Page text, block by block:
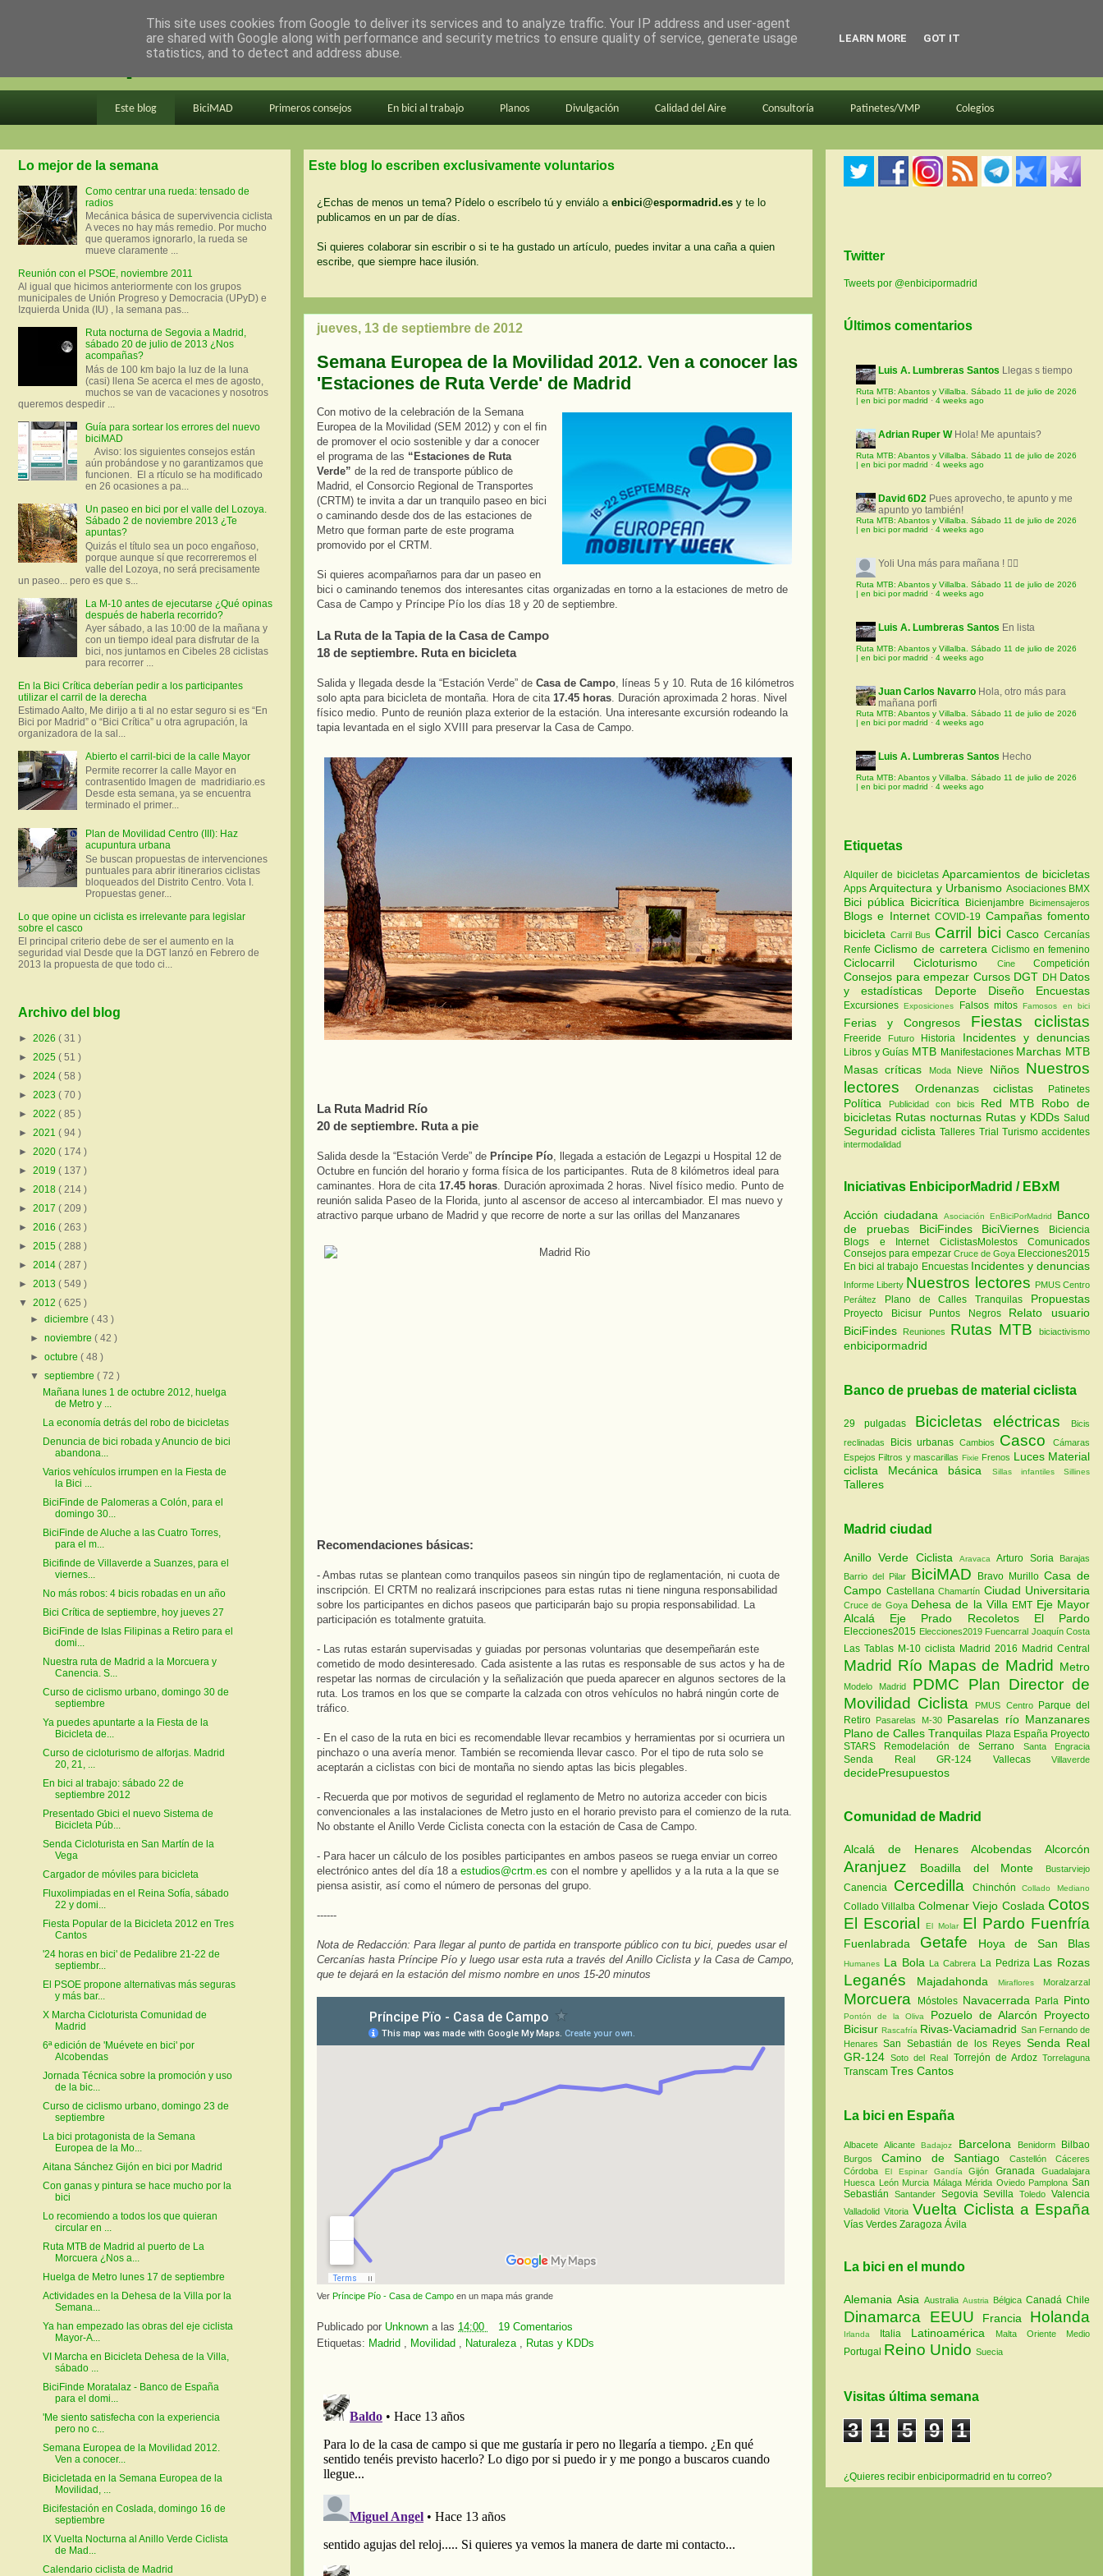
en bici por madrid
Este blog BiciMAD Primeros consejos En bici al trabajo Planos Divulgación Calidad del Aire Consultoría Patinetes/VMP Colegios
Este blog lo escriben exclusivamente voluntarios
¿Echas de menos un tema? Pídelo o escríbelo tú y enviálo a enbici@espormadrid.es y te lo
publicamos en un par de días.
Si quieres colaborar sin escribir o si te ha gustado un artículo, puedes invitar a una caña a quien
escribe, que siempre hace ilusión.
jueves, 13 de septiembre de 2012
Semana Europea de la Movilidad 2012. Ven a conocer las
'Estaciones de Ruta Verde' de Madrid
Con motivo de la celebración de la Semana
Europea de la Movilidad (SEM 2012) y con el fin
de promover el ocio sostenible y dar a conocer
el programa de las “Estaciones de Ruta
Verde” de la red de transporte público de
Madrid, el Consorcio Regional de Transportes
(CRTM) te invita a dar un tranquilo paseo en bici
o caminando desde dos de las estaciones de
Metro que forman parte de este programa
promovido por el CRTM.
Si quieres acompañarnos para dar un paseo en
bici o caminando tenemos dos interesantes citas organizadas en torno a la estaciones de metro de
Casa de Campo y Príncipe Pío los días 18 y 20 de septiembre.
La Ruta de la Tapia de la Casa de Campo
18 de septiembre. Ruta en bicicleta
Salida y llegada desde la “Estación Verde” de Casa de Campo , líneas 5 y 10. Ruta de 16 kilómetros
solo apta para bicicleta de montaña. Hora de cita 17.45 horas . Duración aproximada 2 horas. Nivel
físico medio. Punto de reunión plaza exterior de la estación. Una interesante excursión rodeando la
tapia levantada en el siglo XVIII para preservar la Casa de Campo.
La Ruta Madrid Río
20 de septiembre. Ruta a pie
Salida desde la “Estación Verde” de Príncipe Pío , llegada a estación de Legazpi u Hospital 12 de
Octubre en función del horario y forma física de los participantes. Ruta de 8 kilómetros ideal para
caminantes. Hora de cita 17.45 horas . Duración aproximada 2 horas. Nivel físico medio. Punto de
reunión salida Paseo de la Florida, junto al ascensor de acceso al intercambiador. El mas nuevo y
atractivo parque urbano de Madrid y que recorre de norte a sur las orillas del Manzanares
Recomendaciones básicas:
- Ambas rutas se plantean como tranquilos paseos sin ningún tipo de reglamentación, ni cuota de
inscripción. El CRTM no realizará inscripciones para estas rutas ni tiene ninguna responsabilidad
sobre los participantes en dichos paseos que participarán bajo su propia responsabilidad. La
participación es totalmente gratuita.
- Las rutas estarán supervisadas y guiadas por personas voluntarias que desempeñarán este
cometido de modo desinteresado. Cada asistente a las rutas es responsable de sus actos y ha de
respetar las normas de circulación y la señalización que pueda aparecer en algunos sectores de la
ruta. Los tramos en los que se comparte la calzada con otros vehículos no habrá ningún corte de
tráfico.
- En el caso de la ruta en bici es recomendable llevar recambios y herramientas por si ocurriera un
pinchazo o una avería menor. También se recomienda llevar casco. Por el tipo de ruta solo se
aceptarán a ciclistas con bici de montaña no siendo aptas las bicis plegables.
- Recuerda que por motivos de seguridad el reglamento de Metro no autoriza acceder con bicis
convencionales a las instalaciones de Metro justo en el horario previsto para el comienzo de la ruta.
No obstante el Anillo Verde Ciclista conecta con la estación de Casa de Campo.
- Para hacer un cálculo de los posibles participantes en ambos paseos se ruega enviar un correo
electrónico antes del día 18 a estudios@crtm.es con el nombre y apellidos y a la ruta a la que se
piensa asistir, así como el número de personas del grupo.
------
Nota de Redacción: Para llegar al punto de partida en transporte público con tu bici, puedes usar el
Cercanías hasta Príncipe Pío y luego usar esta ruta a través del Anillo Ciclista y la Casa de Campo,
que te dejará en la estación del mismo nombre en unos 15-20 minutos
Ver Príncipe Pío - Casa de Campo en un mapa más grande
Publicado por Unknown a las 14:00
19 Comentarios
Etiquetas: Madrid , Movilidad , Naturaleza , Rutas y KDDs
Lo mejor de la semana
Como centrar una rueda: tensado de
radios
Mecánica básica de supervivencia ciclista
A veces no hay más remedio. Por mucho
que queramos ignorarlo, la rueda se
mueve claramente ...
Reunión con el PSOE, noviembre 2011
Al igual que hicimos anteriormente con los grupos
municipales de Unión Progreso y Democracia (UPyD) e
Izquierda Unida (IU) , la semana pas...
Ruta nocturna de Segovia a Madrid,
sábado 20 de julio de 2013 ¿Nos
acompañas?
Más de 100 km bajo la luz de la luna
(casi) llena Se acerca el mes de agosto,
muchos se van de vacaciones y nosotros
queremos despedir ...
Guía para sortear los errores del nuevo
biciMAD
Aviso: los siguientes consejos están
aún probándose y no garantizamos que
funcionen. El a rtículo se ha modificado
en 26 ocasiones a pa...
Un paseo en bici por el valle del Lozoya.
Sábado 2 de noviembre 2013 ¿Te
apuntas?
Quizás el título sea un poco engañoso,
porque aunque sí que recorreremos el
valle del Lozoya, no será precisamente
un paseo... pero es que s...
La M-10 antes de ejecutarse ¿Qué opinas
después de haberla recorrido?
Ayer sábado, a las 10:00 de la mañana y
con un tiempo ideal para disfrutar de la
bici, nos juntamos en Cibeles 28 ciclistas
para recorrer ...
En la Bici Crítica deberían pedir a los participantes
utilizar el carril de la derecha
Estimado Aalto, Me dirijo a ti al no estar seguro si es “En
Bici por Madrid” o “Bici Crítica” u otra agrupación, la
organizadora de la sal...
Abierto el carril-bici de la calle Mayor
Permite recorrer la calle Mayor en
contrasentido Imagen de madridiario.es
Desde esta semana, ya se encuentra
terminado el primer...
Plan de Movilidad Centro (III): Haz
acupuntura urbana
Se buscan propuestas de intervenciones
puntuales para abrir itinerarios ciclistas
bloqueados del Distrito Centro. Vota I.
Propuestas gener...
Lo que opine un ciclista es irrelevante para legislar
sobre el casco
El principal criterio debe de ser el aumento en la
seguridad vial Desde que la DGT lanzó en Febrero de
2013 la propuesta de que todo ci...
Archivo del blog
► 2026 ( 31 )
► 2025 ( 51 )
► 2024 ( 58 )
► 2023 ( 70 )
► 2022 ( 85 )
► 2021 ( 94 )
► 2020 ( 174 )
► 2019 ( 137 )
► 2018 ( 214 )
► 2017 ( 209 )
► 2016 ( 263 )
► 2015 ( 288 )
► 2014 ( 287 )
► 2013 ( 549 )
▼ 2012 ( 625 )
►diciembre( 43 )
►noviembre( 42 )
►octubre( 48 )
▼septiembre( 72 )
Mañana lunes 1 de octubre 2012, huelga
de Metro y ...
La economía detrás del robo de bicicletas
Denuncia de bici robada y Anuncio de bici
abandona...
Varios vehículos irrumpen en la Fiesta de
la Bici ...
BiciFinde de Palomeras a Colón, para el
domingo 30...
BiciFinde de Aluche a las Cuatro Torres,
para el m...
Bicifinde de Villaverde a Suanzes, para el
viernes...
No más robos: 4 bicis robadas en un año
Bici Crítica de septiembre, hoy jueves 27
BiciFinde de Islas Filipinas a Retiro para el
domi...
Nuestra ruta de Madrid a la Morcuera y
Canencia. S...
Curso de ciclismo urbano, domingo 30 de
septiembre
Ya puedes apuntarte a la Fiesta de la
Bicicleta de...
Curso de cicloturismo de alforjas. Madrid
20, 21, ...
En bici al trabajo: sábado 22 de
septiembre 2012
Presentado Gbici el nuevo Sistema de
Bicicleta Púb...
Senda Cicloturista en San Martín de la
Vega
Cargador de móviles para bicicleta
Fluxolimpiadas en el Reina Sofía, sábado
22 y domi...
Fiesta Popular de la Bicicleta 2012 en Tres
Cantos
'24 horas en bici' de Pedalibre 21-22 de
septiembr...
El PSOE propone alternativas más seguras
y más bar...
X Marcha Cicloturista Comunidad de
Madrid
6ª edición de 'Muévete en bici' por
Alcobendas
Jornada Técnica sobre la promoción y uso
de la bic...
Curso de ciclismo urbano, domingo 23 de
septiembre
La bici protagonista de la Semana
Europea de la Mo...
Aitana Sánchez Gijón en bici por Madrid
Con ganas y pintura se hace mucho por la
bici
Lo recomiendo a todos los que quieran
circular en ...
Ruta MTB de Madrid al puerto de La
Morcuera ¿Nos a...
Huelga de Metro lunes 17 de septiembre
Actividades en la Dehesa de la Villa por la
Semana...
Ya han empezado las obras del eje ciclista
Mayor-A...
VI Marcha en Bicicleta Dehesa de la Villa,
sábado ...
BiciFinde Moratalaz - Banco de España
para el domi...
'Me siento satisfecha con la experiencia
pero no c...
Semana Europea de la Movilidad 2012.
Ven a conocer...
Bicicletada en la Semana Europea de la
Movilidad, ...
Bicifestación en Coslada, domingo 16 de
septiembre
IX Vuelta Nocturna al Anillo Verde Ciclista
de Mad...
Calendario ciclista de Madrid
Twitter
Tweets por @enbicipormadrid
Últimos comentarios
Luis A. Lumbreras Santos Llegas s tiempo
Ruta MTB: Abantos y Villalba. Sábado 11 de julio de 2026
| en bici por madrid · 4 weeks ago
Adrian Ruper W Hola! Me apuntais?
Ruta MTB: Abantos y Villalba. Sábado 11 de julio de 2026
| en bici por madrid · 4 weeks ago
David 6D2 Pues aprovecho, te apunto y me
apunto yo también!
Ruta MTB: Abantos y Villalba. Sábado 11 de julio de 2026
| en bici por madrid · 4 weeks ago
Yoli Una más para mañana ! 🚵‍♀️
Ruta MTB: Abantos y Villalba. Sábado 11 de julio de 2026
| en bici por madrid · 4 weeks ago
Luis A. Lumbreras Santos En lista
Ruta MTB: Abantos y Villalba. Sábado 11 de julio de 2026
| en bici por madrid · 4 weeks ago
Juan Carlos Navarro Hola, otro más para
mañana porfi
Ruta MTB: Abantos y Villalba. Sábado 11 de julio de 2026
| en bici por madrid · 4 weeks ago
Luis A. Lumbreras Santos Hecho
Ruta MTB: Abantos y Villalba. Sábado 11 de julio de 2026
| en bici por madrid · 4 weeks ago
Etiquetas
Alquiler de bicicletasAparcamientos de bicicletas
AppsArquitectura y Urbanismo Asociaciones BMX
Bici pública Bicicrítica Bicienjambre Bicimensajeros
Blogs e InternetCOVID-19 Campañas fomento
bicicleta Carril Bus Carril biciCascoCercanías
RenfeCiclismo de carretera Ciclismo en femenino
CiclocarrilCicloturismo CineCompetición
Consejos para empezar Cursos DGT DH Datos
y estadísticas Deporte Diseño Encuestas
ExcursionesExposiciones Falsos mitosFamosos en bici
Ferias y Congresos Fiestas ciclistas
Freeride Futuro Historia Incidentes y denuncias
Libros y Guías MTB Manifestaciones Marchas MTB
Masas críticas
Moda Nieve Niños Nuestros
lectores
Ordenanzas ciclistas Patinetes
Política Publicidad con bicis Red MTB Robo de
bicicletas Rutas nocturnas Rutas y KDDs Salud
Seguridad ciclistaTalleres Trial Turismoaccidentes
intermodalidad
Iniciativas EnbiciporMadrid / EBxM
Acción ciudadana Asociación EnBiciPorMadrid
Banco
de pruebas
BiciFindes BiciViernes
Biciencia
Blogs e Internet
CiclistasMolestos
Comunicados
Consejos para empezar Cruce de Goya Elecciones2015
En bici al trabajo Encuestas Incidentes y denuncias
Informe Liberty Nuestros lectores
PMUS Centro
Peráltez
Plano de Calles Tranquilas Propuestas
Proyecto Bicisur Puntos Negros
Relato usuario
BiciFindes
Reuniones Rutas MTB biciactivismo
enbicipormadrid
Banco de pruebas de material ciclista
29 pulgadas Bicicletas eléctricas
Bicis
reclinadas
Bicis urbanas Cambios Casco
Cámaras
Espejos Filtros y mascarillas Fixie Frenos Luces Material
ciclista
Mecánica básica Sillas infantiles Sillines
Talleres
Madrid ciudad
Anillo Verde Ciclista AravacaArturo Soria
Barajas
Barrio del Pilar BiciMAD Bravo MurilloCasa de
Campo Castellana Chamartín Ciudad Universitaria
Cruce de Goya Dehesa de la Villa EMT Eje Mayor
Alcalá Eje Prado Recoletos El Pardo
Elecciones2015 Elecciones2019 Fuencarral Joaquín Costa
Las Tablas M-10 ciclista Madrid 2016 Madrid Central
Madrid Río Mapas de Madrid Metro
Modelo Madrid PDMC Plan Director de
Movilidad Ciclista
PMUS Centro Parque del
Retiro Pasarelas M-30 Pasarelas río Manzanares
Plano de Calles Tranquilas Plaza España Proyecto
STARS Remodelación de Serrano Santa Engracia
Senda Real GR-124 Vallecas Villaverde
decidePresupuestos
Comunidad de Madrid
Alcalá de HenaresAlcobendas Alcorcón
Aranjuez Boadilla del Monte Bustarviejo
Canencia Cercedilla ChinchónCollado Mediano
Collado Villalba Colmenar Viejo Coslada Cotos
El EscorialEl Molar El Pardo Fuenfría
Fuenlabrada Getafe Hoya de San Blas
Humanes La Bola La Cabrera La Pedriza Las Rozas
Leganés Majadahonda Miraflores Moralzarzal
Morcuera Móstoles Navacerrada Parla Pinto
Pontón de la Oliva Pozuelo de Alarcón Proyecto
BicisurRascafría Rivas-Vaciamadrid San Fernando de
HenaresSan Sebastián de los Reyes Senda Real
GR-124Soto del Real Torrejón de ArdozTorrelaguna
Transcam Tres Cantos
La bici en España
AlbaceteAlicanteBadajoz Barcelona Benidorm Bilbao
Burgos Camino de SantiagoCastellónCáceres
Córdoba El Espinar GandíaGijónGranadaGuadalajara
Huesca León Murcia Málaga Mérida Oviedo PamplonaSan
Sebastián Santander SegoviaSevillaToledoValencia
ValladolidVitoria Vuelta Ciclista a España
Vías Verdes Zaragoza Ávila
La bici en el mundo
Alemania Asia Australia Austria Bélgica Canadá Chile
Dinamarca EEUU Francia Holanda
Irlanda Italia Latinoamérica Malta Oriente Medio
Portugal Reino Unido Suecia
Visitas última semana
3 1 5 9 1
¿Quieres recibir enbicipormadrid en tu correo?
This site uses cookies from Google to deliver its services and to analyze traffic. Your IP address and user-agent
are shared with Google along with performance and security metrics to ensure quality of service, generate usage
statistics, and to detect and address abuse.
LEARN MORE GOT IT